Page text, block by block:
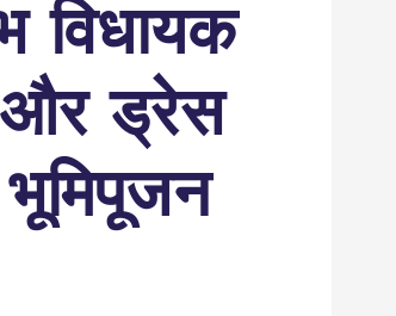
विधायक
और ड्रेस